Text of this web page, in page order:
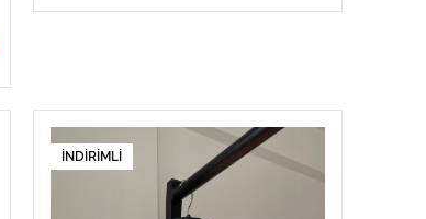
İNDIRIMLI